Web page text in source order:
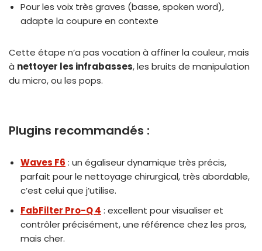
Pour les voix très graves (basse, spoken word),
adapte la coupure en contexte
Cette étape n’a pas vocation à affiner la couleur, mais
à nettoyer les infrabasses, les bruits de manipulation
du micro, ou les pops.
Plugins recommandés :
Waves F6 : un égaliseur dynamique très précis,
parfait pour le nettoyage chirurgical, très abordable,
c’est celui que j’utilise.
FabFilter Pro-Q 4 : excellent pour visualiser et
contrôler précisément, une référence chez les pros,
mais cher.